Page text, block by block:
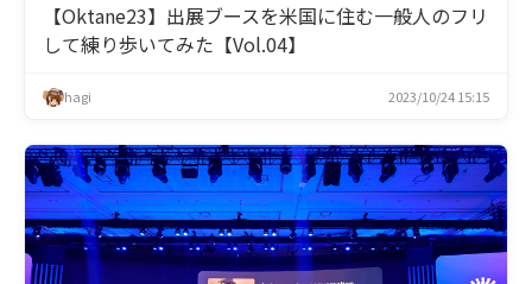
【Oktane23】出展ブースを米国に住む一般人のフリ
して練り歩いてみた【Vol.04】
hagi 2023/10/24 15:15